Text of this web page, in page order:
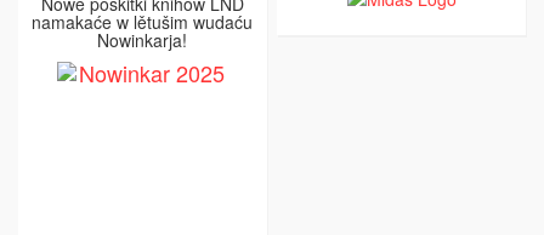
namakaće w lětušim wudaću
Nowinkarja!